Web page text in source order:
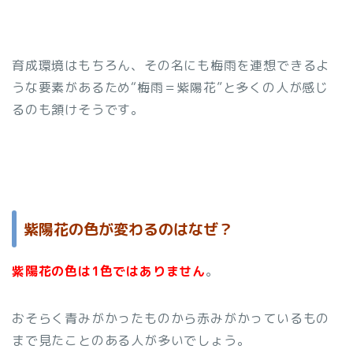
育成環境はもちろん、その名にも梅雨を連想できるよ
うな要素があるため“梅雨＝紫陽花”と多くの人が感じ
るのも頷けそうです。
紫陽花の色が変わるのはなぜ？
紫陽花の色は1色ではありません。
おそらく青みがかったものから赤みがかっているもの
まで見たことのある人が多いでしょう。